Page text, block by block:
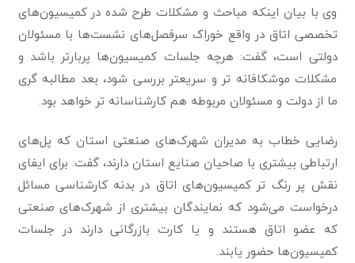
وی با بیان اینکه مباحث و مشکلات طرح شده در کمیسیون‌های
تخصصی اتاق در واقع خوراک سرفصل‌های نشست‌ها با مسئولان
دولتی است، گفت: هرچه جلسات کمیسیون‌ها پربارتر باشد و
مشکلات موشکافانه تر و سریعتر بررسی شود، بعد مطالبه گری
ما از دولت و مسئولان مربوطه هم کارشناسانه تر خواهد بود.
رضایی خطاب به مدیران شهرک‌های صنعتی استان که پل‌های
ارتباطی بیشتری با صاحیان صنایع استان دارند، گفت: برای ایفای
نقش پر رنگ تر کمیسیون‌های اتاق در بدنه کارشناسی مسائل
درخواست می‌شود که نمایندگان بیشتری از شهرک‌های صنعتی
که عضو اتاق هستند و یا کارت بازرگانی دارند در جلسات
کمیسیون‌ها حضور یابند.